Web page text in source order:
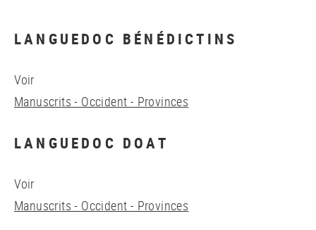
LANGUEDOC BÉNÉDICTINS
Voir
Manuscrits - Occident - Provinces
LANGUEDOC DOAT
Voir
Manuscrits - Occident - Provinces